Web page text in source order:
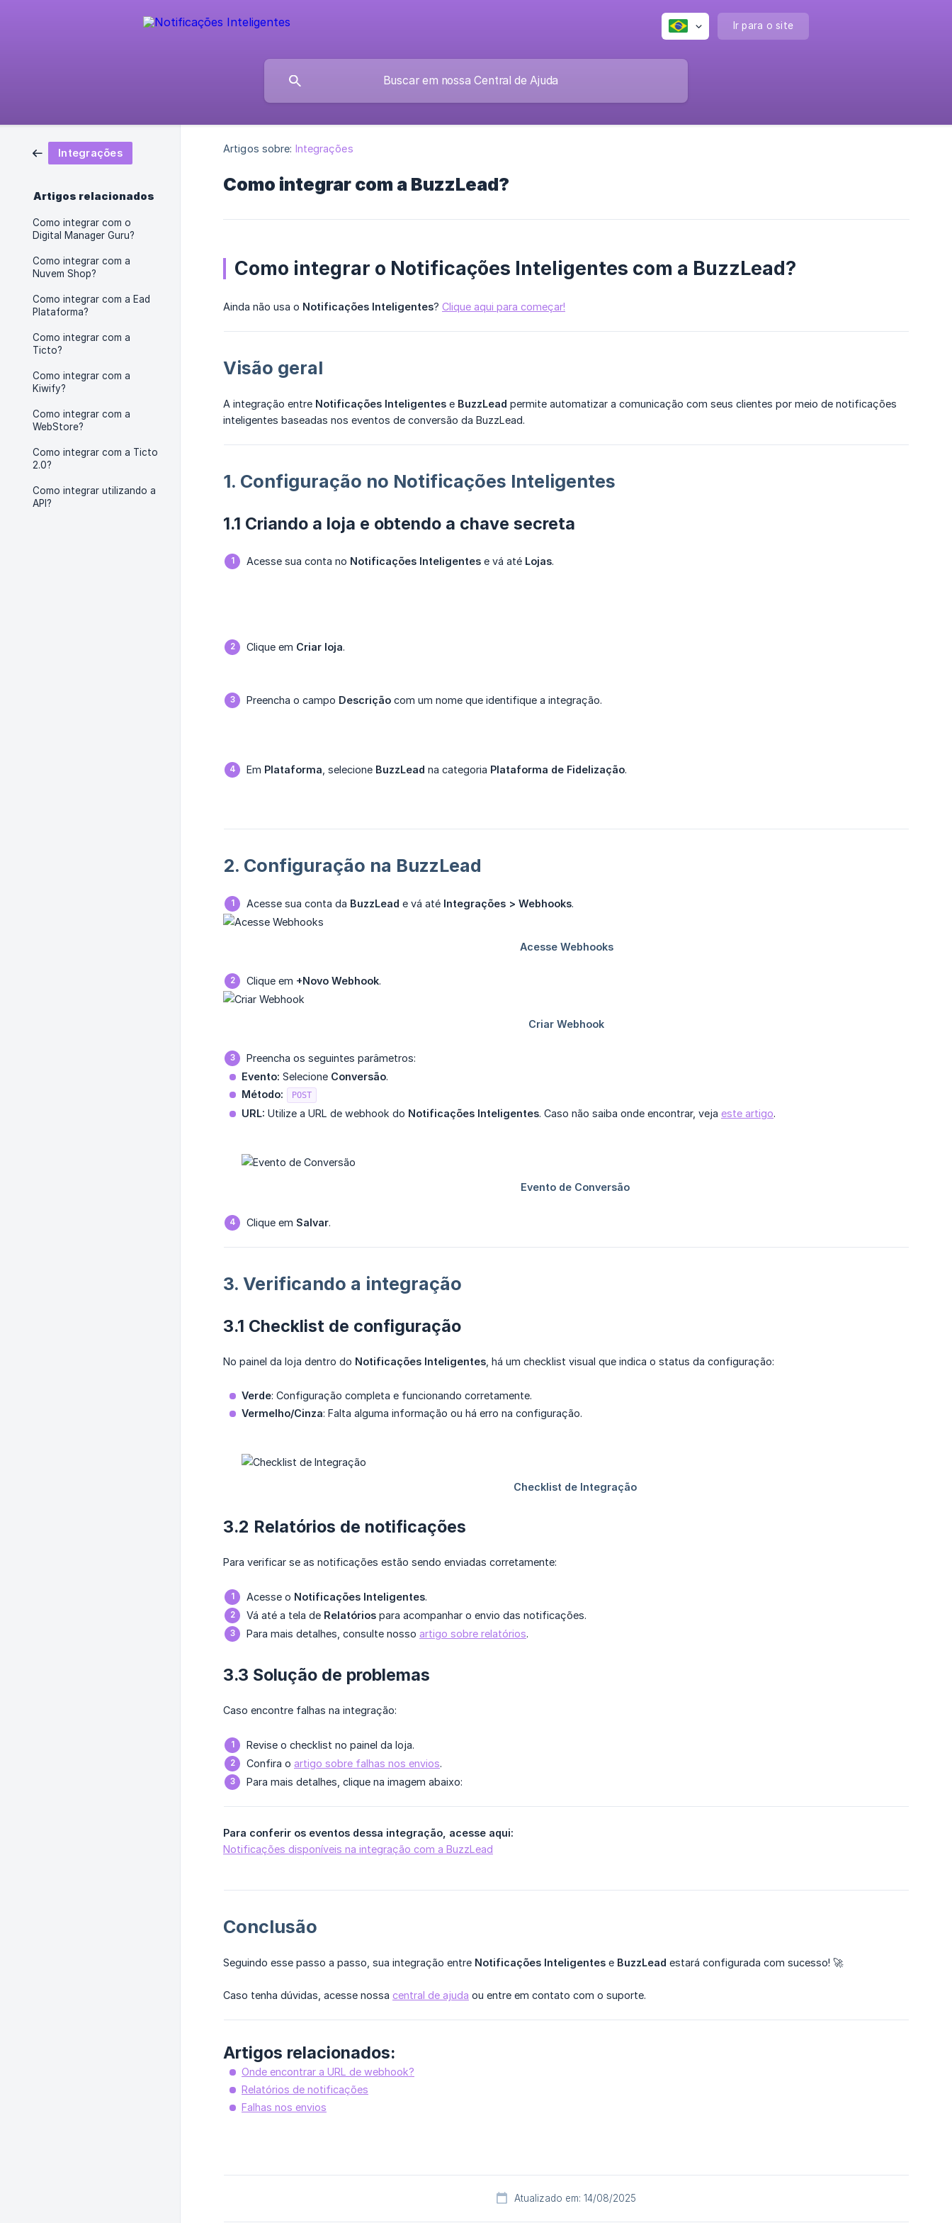
Ir para o site
Integrações
Artigos relacionados
Como integrar com o
Digital Manager Guru?
Como integrar com a
Nuvem Shop?
Como integrar com a Ead
Plataforma?
Como integrar com a
Ticto?
Como integrar com a
Kiwify?
Como integrar com a
WebStore?
Como integrar com a Ticto
2.0?
Como integrar utilizando a
API?
Artigos sobre: Integrações
Como integrar com a BuzzLead?
Como integrar o Notificações Inteligentes com a BuzzLead?
Ainda não usa o Notificações Inteligentes? Clique aqui para começar!
Visão geral
A integração entre Notificações Inteligentes e BuzzLead permite automatizar a comunicação com seus clientes por meio de notificações
inteligentes baseadas nos eventos de conversão da BuzzLead.
1. Configuração no Notificações Inteligentes
1.1 Criando a loja e obtendo a chave secreta
Acesse sua conta no Notificações Inteligentes e vá até Lojas.
Clique em Criar loja.
Preencha o campo Descrição com um nome que identifique a integração.
Em Plataforma , selecione BuzzLead na categoria Plataforma de Fidelização.
2. Configuração na BuzzLead
Acesse sua conta da BuzzLead e vá até Integrações > Webhooks.
Clique em +Novo Webhook.
Preencha os seguintes parâmetros:
Evento: Selecione Conversão.
Método:
POST
URL: Utilize a URL de webhook do Notificações Inteligentes. Caso não saiba onde encontrar, veja este artigo.
Clique em Salvar.
3. Verificando a integração
3.1 Checklist de configuração
No painel da loja dentro do Notificações Inteligentes , há um checklist visual que indica o status da configuração:
Verde: Configuração completa e funcionando corretamente.
Vermelho/Cinza: Falta alguma informação ou há erro na configuração.
3.2 Relatórios de notificações
Para verificar se as notificações estão sendo enviadas corretamente:
Acesse o Notificações Inteligentes.
Vá até a tela de Relatórios para acompanhar o envio das notificações.
Para mais detalhes, consulte nosso artigo sobre relatórios.
3.3 Solução de problemas
Caso encontre falhas na integração:
Revise o checklist no painel da loja.
Confira o artigo sobre falhas nos envios.
Para mais detalhes, clique na imagem abaixo:
Para conferir os eventos dessa integração, acesse aqui:
Notificações disponíveis na integração com a BuzzLead
Conclusão
Seguindo esse passo a passo, sua integração entre Notificações Inteligentes e BuzzLead estará configurada com sucesso! 🚀
Caso tenha dúvidas, acesse nossa central de ajuda ou entre em contato com o suporte.
Artigos relacionados:
Onde encontrar a URL de webhook?
Relatórios de notificações
Falhas nos envios
Atualizado em: 14/08/2025